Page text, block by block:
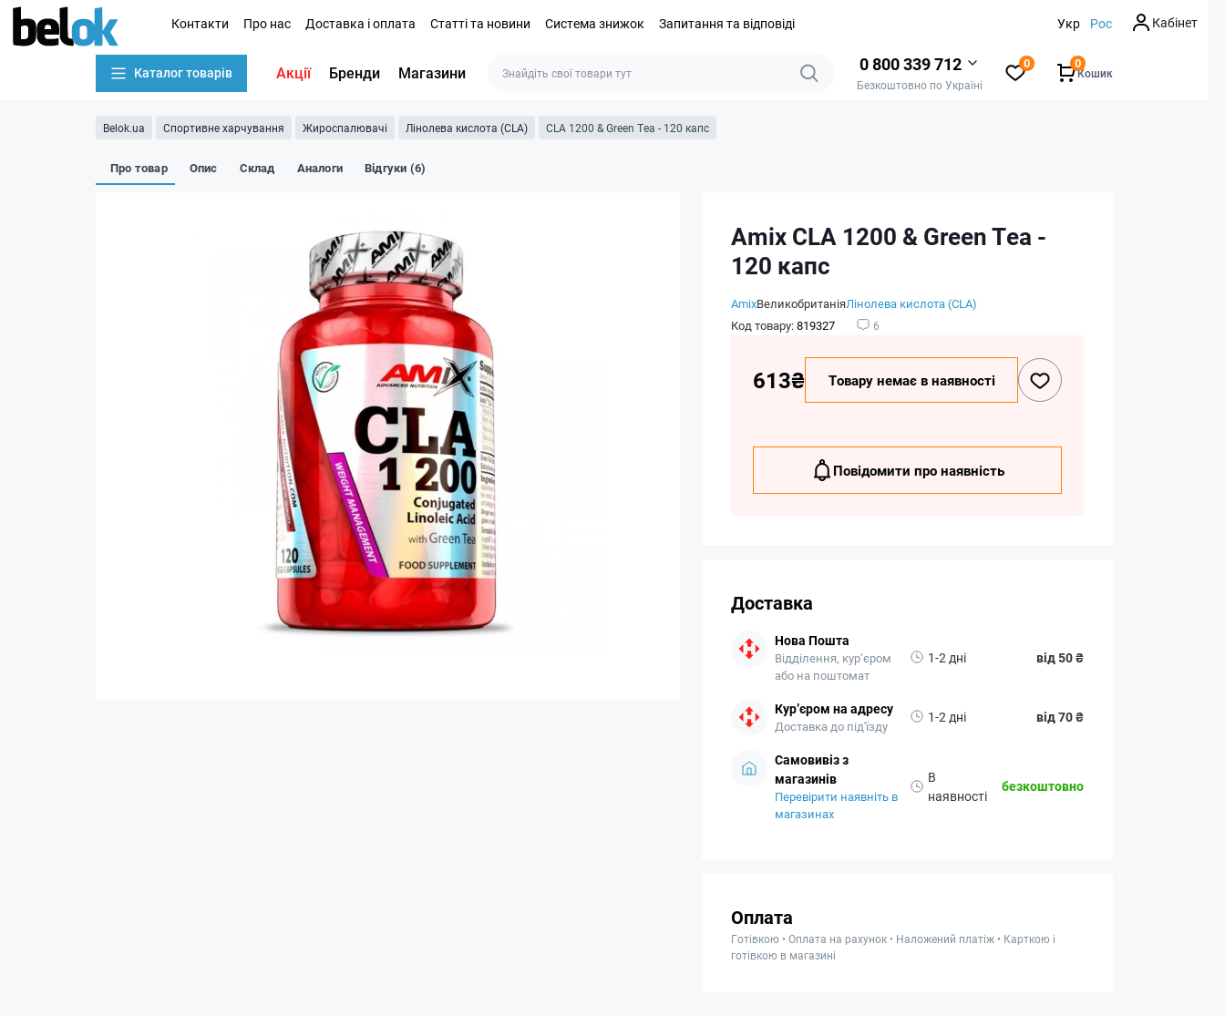
Контакти Про нас Доставка і оплата Статті та новини Система знижок Запитання та відповіді Укр Рос Кабінет
Каталог товарів Акції Бренди Магазини 0 800 339 712
Безкоштовно по Україні
0
Кошик
0
Belok.ua Спортивне харчування Жироспалювачі Лінолева кислота (CLA) CLA 1200 & Green Tea - 120 капс
Про товар Опис Склад Аналоги Відгуки (6)
Amix CLA 1200 & Green Tea -
120 капс
AmixВеликобританіяЛінолева кислота (CLA)
Код товару:819327 6
613₴ Товару немає в наявності
Повідомити про наявність
Доставка
Нова Пошта
Відділення, кур’єром
або на поштомат
1-2 дні від 50 ₴
Кур’єром на адресу
Доставка до під'їзду
1-2 дні від 70 ₴
Самовивіз з
магазинів
Перевірити наявніть в
магазинах
В
наявності
безкоштовно
Оплата
Готівкою • Оплата на рахунок • Наложений платіж • Карткою і
готівкою в магазині